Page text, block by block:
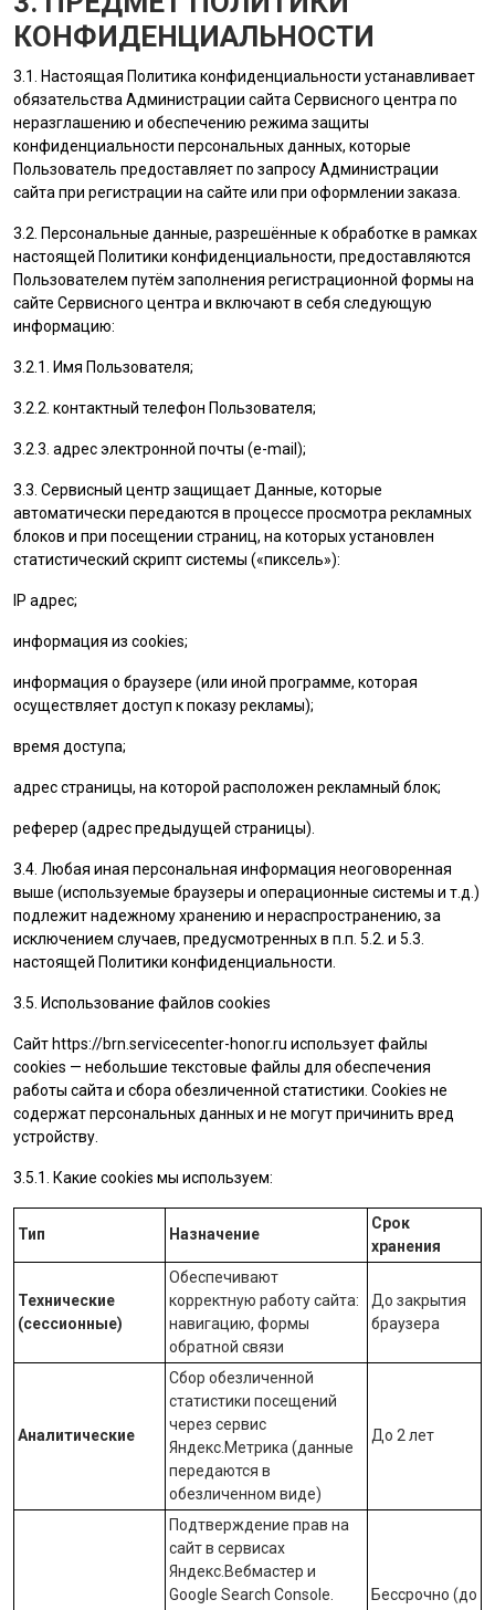
КОНФИДЕНЦИАЛЬНОСТИ
3.1. Настоящая Политика конфиденциальности устанавливает
обязательства Администрации сайта Сервисного центра по
неразглашению и обеспечению режима защиты
конфиденциальности персональных данных, которые
Пользователь предоставляет по запросу Администрации
сайта при регистрации на сайте или при оформлении заказа.
3.2. Персональные данные, разрешённые к обработке в рамках
настоящей Политики конфиденциальности, предоставляются
Пользователем путём заполнения регистрационной формы на
cайте Сервисного центра и включают в себя следующую
информацию:
3.2.1. Имя Пользователя;
3.2.2. контактный телефон Пользователя;
3.2.3. адрес электронной почты (e-mail);
3.3. Сервисный центр защищает Данные, которые
автоматически передаются в процессе просмотра рекламных
блоков и при посещении страниц, на которых установлен
статистический скрипт системы («пиксель»):
IP адрес;
информация из cookies;
информация о браузере (или иной программе, которая
осуществляет доступ к показу рекламы);
время доступа;
адрес страницы, на которой расположен рекламный блок;
реферер (адрес предыдущей страницы).
3.4. Любая иная персональная информация неоговоренная
выше (используемые браузеры и операционные системы и т.д.)
подлежит надежному хранению и нераспространению, за
исключением случаев, предусмотренных в п.п. 5.2. и 5.3.
настоящей Политики конфиденциальности.
3.5. Использование файлов cookies
Сайт https://brn.servicecenter-honor.ru использует файлы
cookies — небольшие текстовые файлы для обеспечения
работы сайта и сбора обезличенной статистики. Cookies не
содержат персональных данных и не могут причинить вред
устройству.
3.5.1. Какие cookies мы используем:
Тип Назначение
Срок
хранения
Технические
(сессионные)
Обеспечивают
корректную работу сайта:
навигацию, формы
обратной связи
До закрытия
браузера
Аналитические
Сбор обезличенной
статистики посещений
через сервис
Яндекс.Метрика (данные
передаются в
обезличенном виде)
До 2 лет
Подтверждение прав на
сайт в сервисах
Яндекс.Вебмастер и
Google Search Console
Бессрочно (до